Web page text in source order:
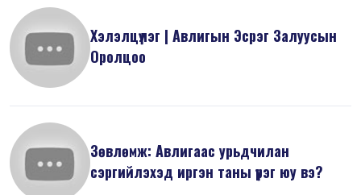
Хэлэлцүүлэг | Авлигын Эсрэг Залуусын
Оролцоо
Зөвлөмж: Авлигаас урьдчилан
сэргийлэхэд иргэн таны үүрэг юу вэ?